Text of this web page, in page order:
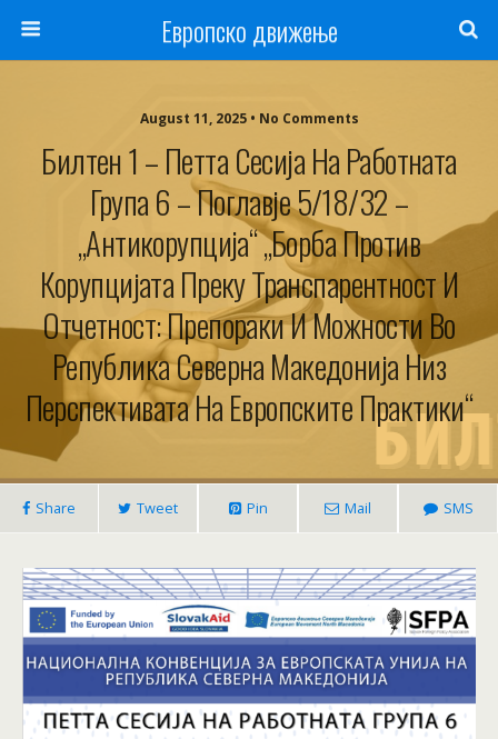
Европско движење
August 11, 2025 • No Comments
Билтен 1 – Петта Сесија На Работната
Група 6 – Поглавје 5/18/32 –
„Антикорупциjа“ „Борба Против
Корупцијата Преку Транспарентност И
Отчетност: Препораки И Можности Во
Република Северна Македонија Низ
Перспективата На Европските Практики“
Share Tweet Pin Mail SMS